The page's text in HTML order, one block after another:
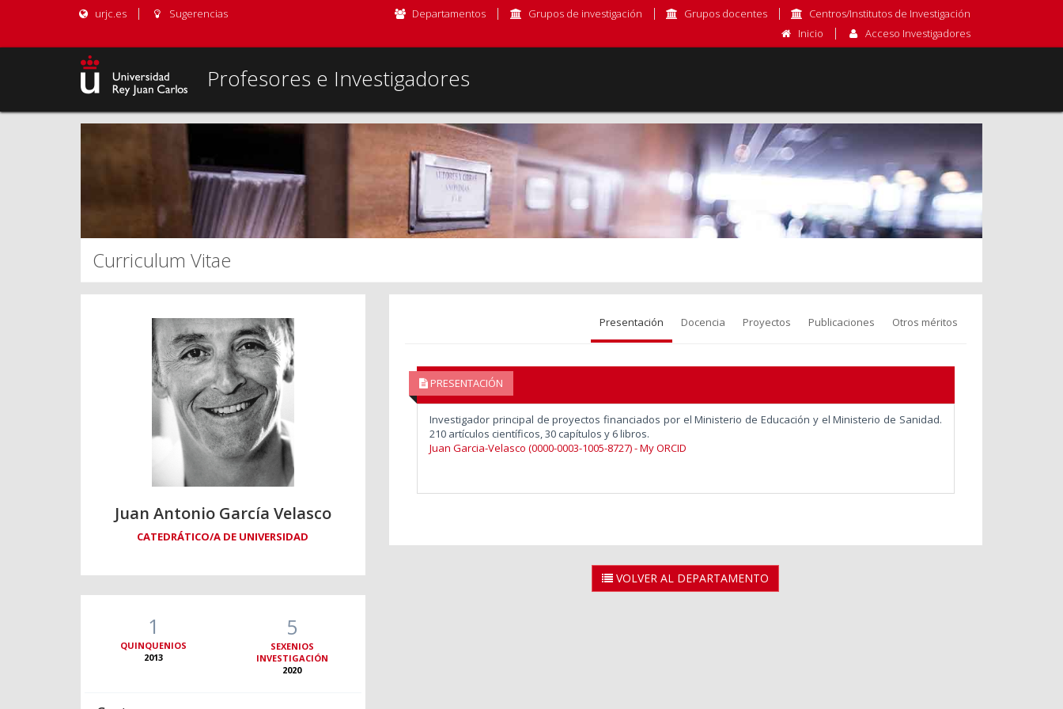
urjc.es Sugerencias Departamentos Grupos de investigación Grupos docentes
Centros/Institutos de Investigación
Inicio
Acceso Investigadores
Profesores e Investigadores
Curriculum Vitae
Juan Antonio García Velasco
CATEDRÁTICO/A DE UNIVERSIDAD
1
QUINQUENIOS
2013
5
SEXENIOS
INVESTIGACIÓN
2020
Presentación Docencia Proyectos Publicaciones Otros méritos
PRESENTACIÓN
Investigador principal de proyectos financiados por el Ministerio de Educación y el Ministerio de Sanidad.
210 artículos científicos, 30 capítulos y 6 libros.
Juan Garcia-Velasco (0000-0003-1005-8727) - My ORCID
VOLVER AL DEPARTAMENTO